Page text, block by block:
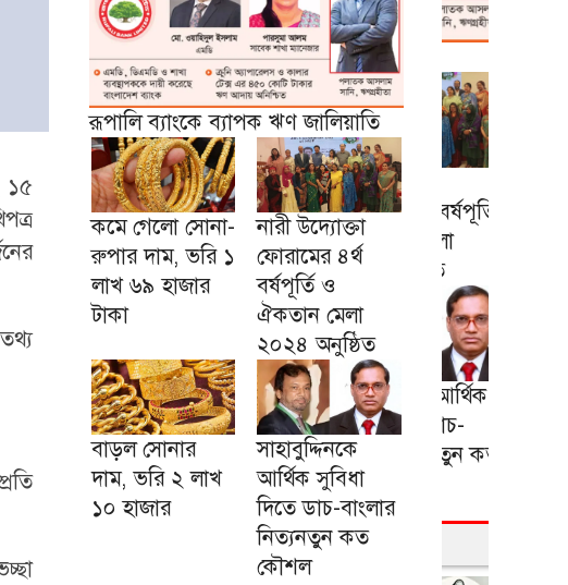
১৫
রূপালি ব্যাংকে ব্যাপক ঋণ জালিয়াতি
কমে গেলো সোনা-
রুপার দাম, ভরি ১
লাখ ৬৯ হাজার
টাকা
নারী উদ্যোক্তা
ফোরামের ৪র্থ
বর্ষপূর্তি ও
ঐকতান মেলা
২০২৪ অনুষ্ঠিত
বাড়ল সোনার
দাম, ভরি ২ লাখ
১০ হাজার
সাহাবুদ্দিনকে
আর্থিক সুবিধা
দিতে ডাচ-বাংলার
নিত্যনতুন কত
কৌশল